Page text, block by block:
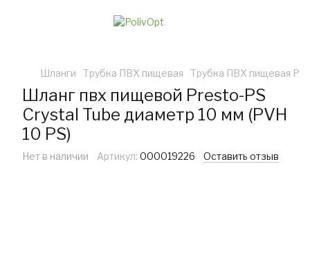
Шланги Трубка ПВХ пищевая Трубка ПВХ пищевая
Шланг пвх пищевой Presto-PS
Сrystal Tube диаметр 10 мм (PVH
10 PS)
Нет в наличии Артикул: 000019226 Оставить отзыв